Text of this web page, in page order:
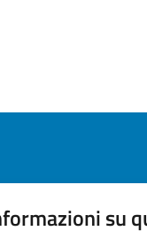
su